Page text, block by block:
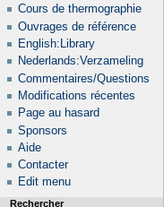
Cours de thermographie
Ouvrages de référence
English:Library
Nederlands:Verzameling
Commentaires/Questions
Modifications récentes
Page au hasard
Sponsors
Aide
Contacter
Edit menu
Rechercher